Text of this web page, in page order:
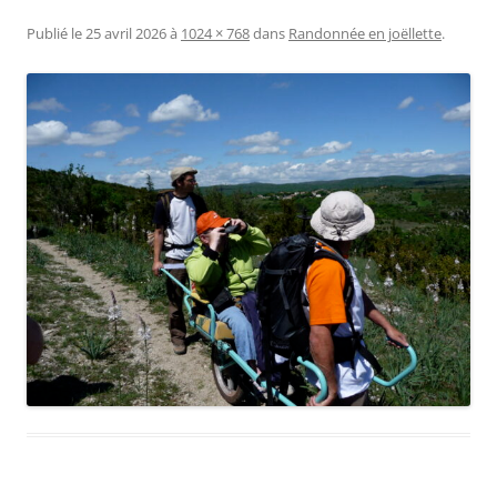
Publié le25 avril 2026à 1024 × 768dans Randonnée en joëllette.